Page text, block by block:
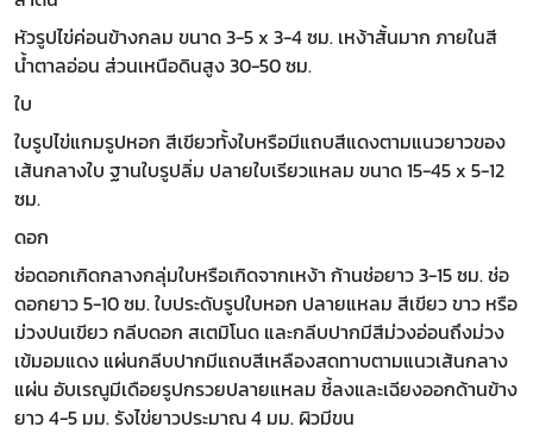
หัวรูปไข่ค่อนข้างกลม ขนาด 3-5 x 3-4 ซม. เหง้าสั้นมาก ภายในสี
น้ำตาลอ่อน ส่วนเหนือดินสูง 30-50 ซม.
ใบ
ใบรูปไข่แกมรูปหอก สีเขียวทั้งใบหรือมีแถบสีแดงตามแนวยาวของ
เส้นกลางใบ ฐานใบรูปลิ่ม ปลายใบเรียวแหลม ขนาด 15-45 x 5-12
ซม.
ดอก
ช่อดอกเกิดกลางกลุ่มใบหรือเกิดจากเหง้า ก้านช่อยาว 3-15 ซม. ช่อ
ดอกยาว 5-10 ซม. ใบประดับรูปใบหอก ปลายแหลม สีเขียว ขาว หรือ
ม่วงปนเขียว กลีบดอก สเตมิโนด และกลีบปากมีสีม่วงอ่อนถึงม่วง
เข้มอมแดง แผ่นกลีบปากมีแถบสีเหลืองสดทาบตามแนวเส้นกลาง
แผ่น อับเรณูมีเดือยรูปกรวยปลายแหลม ชี้ลงและเฉียงออกด้านข้าง
ยาว 4-5 มม. รังไข่ยาวประมาณ 4 มม. ผิวมีขน